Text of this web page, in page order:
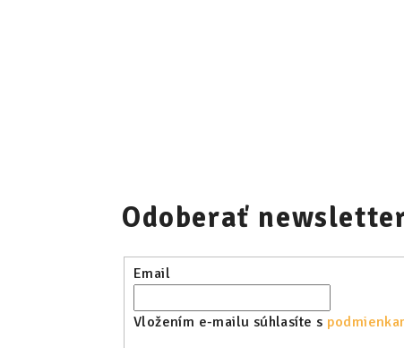
Odoberať
Email
Vložením e-mailu súhlasíte s